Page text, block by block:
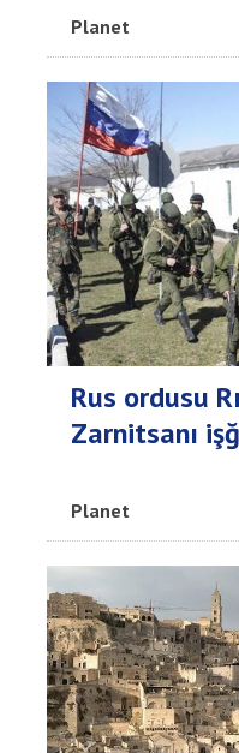
Planet
Rus ordusu
Zarnitsanı
Planet